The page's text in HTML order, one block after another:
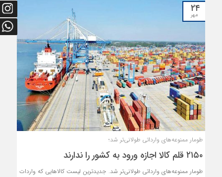
۲۴
مهر
طومار ممنوعه‌های وارداتی طولانی‌تر شد؛
۲۱۵۰ قلم کالا اجازه ورود به کشور را ندارند
طومار ممنوعه‌های وارداتی طولانی‌تر شد. جدیدترین لیست کالاهایی که واردات